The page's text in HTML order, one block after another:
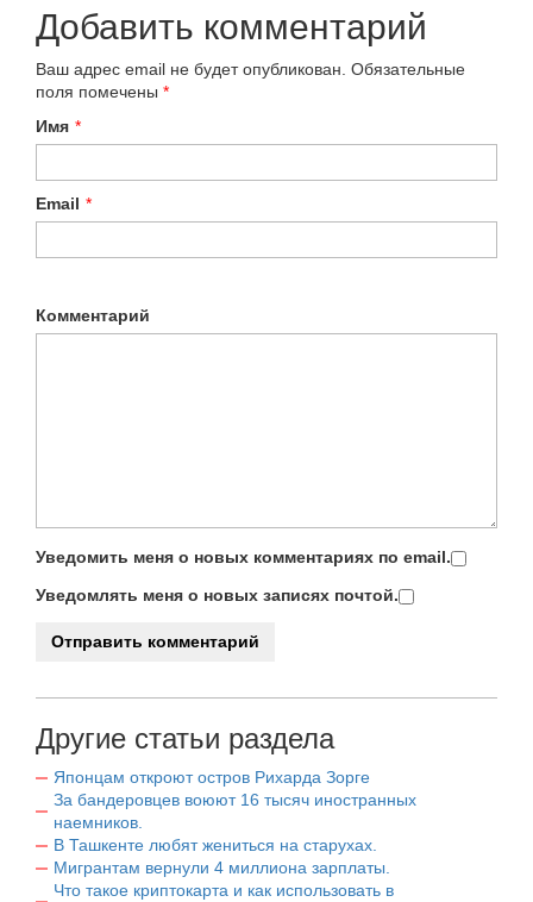
Добавить комментарий
Ваш адрес email не будет опубликован. Обязательные
поля помечены *
Имя *
Email *
Комментарий
Уведомить меня о новых комментариях по email.
Уведомлять меня о новых записях почтой.
Другие статьи раздела
Японцам откроют остров Рихарда Зорге
За бандеровцев воюют 16 тысяч иностранных
наемников.
В Ташкенте любят жениться на старухах.
Мигрантам вернули 4 миллиона зарплаты.
Что такое криптокарта и как использовать в